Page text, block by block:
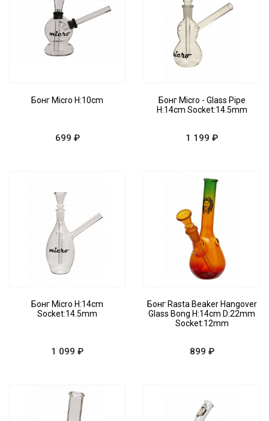
Бонг Micro H:10cm
699 ₽
Бонг Micro - Glass Pipe
H:14cm Socket:14.5mm
1 199 ₽
Бонг Micro H:14cm
Socket:14.5mm
1 099 ₽
Бонг Rasta Beaker Hangover
Glass Bong H:14cm D:22mm
Socket:12mm
899 ₽